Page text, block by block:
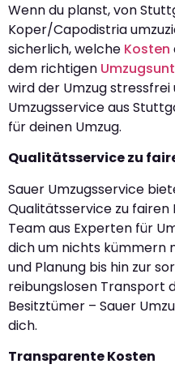
Wenn du planst, von
Koper/Capodistria
sicherlich, welche Kosten
dem richtigen
wird der Umzug
Umzugsservice aus
für deinen Umzug.
Qualitätsservice zu
Sauer Umzugsservice
Qualitätsservice zu fairen
Team aus Experten für
dich um nichts kümmern
und Planung bis hin zur
reibungslosen Transport
Besitztümer – Sauer
dich.
Transparente Kosten